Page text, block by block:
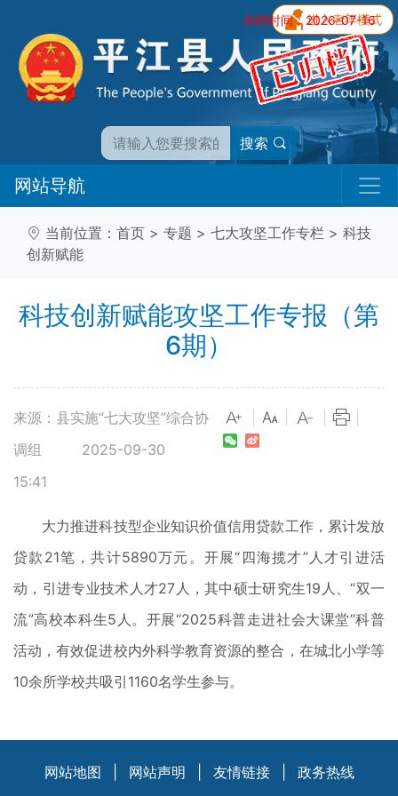
归档时间：2026-07-16
搜索
网站导航
当前位置： 首页 > 专题 > 七大攻坚工作专栏 > 科技
创新赋能
科技创新赋能攻坚工作专报（第
6期）
来源：县实施“七大攻坚”综合协
调组
2025-09-30
15:41
大力推进科技型企业知识价值信用贷款工作，累计发放
贷款21笔，共计5890万元。开展“四海揽才”人才引进活
动，引进专业技术人才27人，其中硕士研究生19人、“双一
流”高校本科生5人。开展“2025科普走进社会大课堂”科普
活动，有效促进校内外科学教育资源的整合，在城北小学等
10余所学校共吸引1160名学生参与。
网站地图 网站声明 友情链接 政务热线